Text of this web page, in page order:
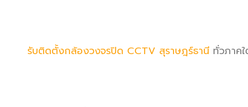
รับติดตั้งกล้องวงจรปิด CCTV สุราษฎร์ธานีทั่วภาคใ